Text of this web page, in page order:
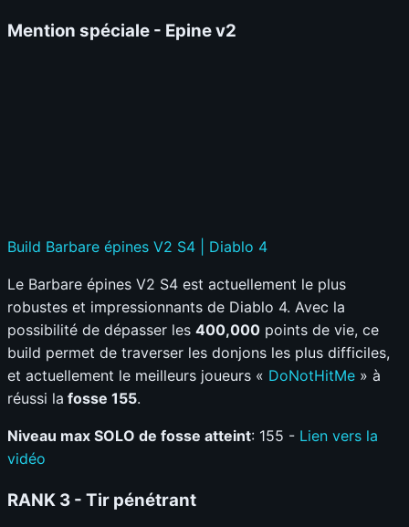
Mention spéciale - Epine v2
Build Barbare épines V2 S4 | Diablo 4
Le Barbare épines V2 S4 est actuellement le plus
robustes et impressionnants de Diablo 4. Avec la
possibilité de dépasser les 400,000 points de vie, ce
build permet de traverser les donjons les plus difficiles,
et actuellement le meilleurs joueurs « DoNotHitMe » à
réussi la fosse 155.
Niveau max SOLO de fosse atteint: 155 - Lien vers la
vidéo
RANK 3 - Tir pénétrant